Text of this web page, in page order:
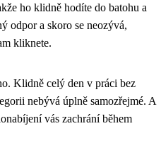
ho klidně hodíte do batohu a
odpor a skoro se neozývá,
kliknete.
Klidně celý den v práci bez
nebývá úplně samozřejmé. A
vás zachrání během